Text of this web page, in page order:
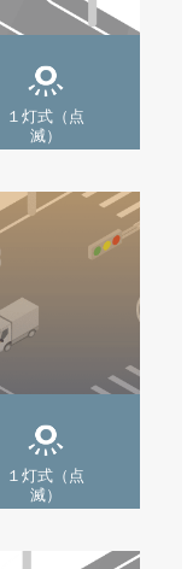
１灯式（点
滅）
１灯式（点
滅）